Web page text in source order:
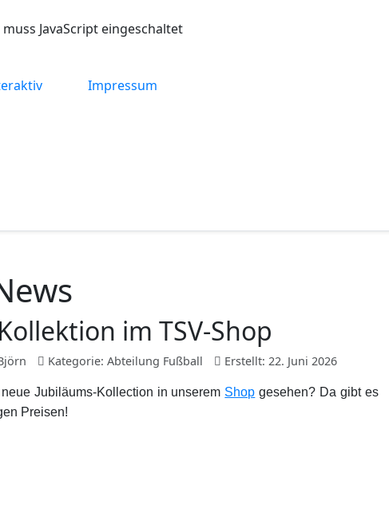
JavaScript eingeschaltet
Impressum
im TSV-Shop
Kategorie: Abteilung Fußball Erstellt: 22. Juni 2026
Jubiläums-Kollection in unserem Shop gesehen? Da gibt es
Preisen!